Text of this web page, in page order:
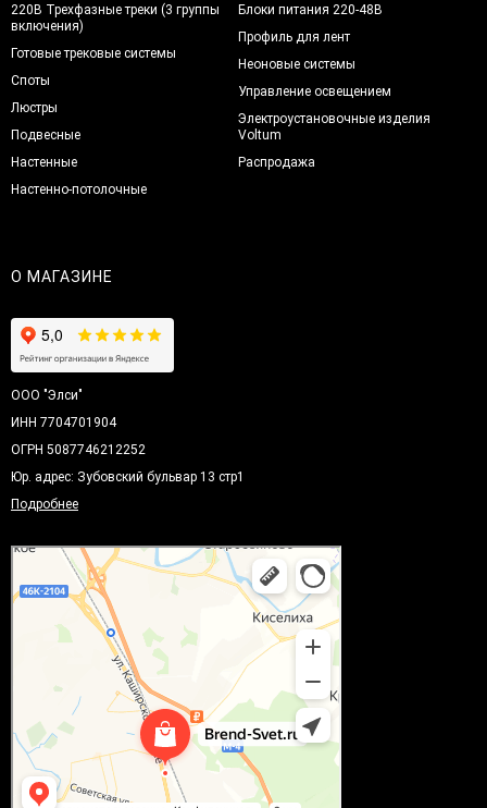
220В Трехфазные треки (3 группы
включения)
Готовые трековые системы
Споты
Люстры
Подвесные
Настенные
Настенно-потолочные
Блоки питания 220-48В
Профиль для лент
Неоновые системы
Управление освещением
Электроустановочные изделия
Voltum
Распродажа
О МАГАЗИНЕ
ООО "Элси"
ИНН 7704701904
ОГРН 5087746212252
Юр. адрес: Зубовский бульвар 13 стр1
Подробнее